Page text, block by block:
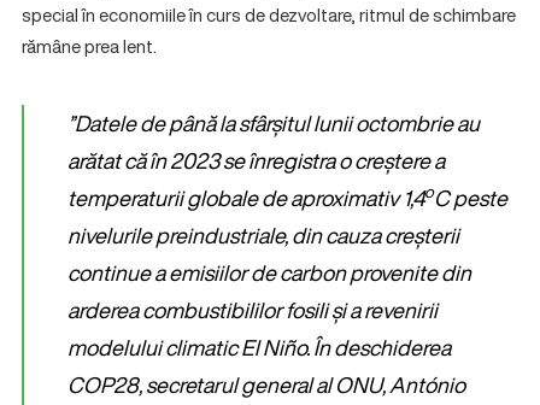
special în economiile în curs de dezvoltare, ritmul de schimbare
rămâne prea lent.
”Datele de până la sfârșitul lunii octombrie au
arătat că în 2023 se înregistra o creștere a
temperaturii globale de aproximativ 1,4oC peste
nivelurile preindustriale, din cauza creșterii
continue a emisiilor de carbon provenite din
arderea combustibililor fosili și a revenirii
modelului climatic El Niño. În deschiderea
COP28, secretarul general al ONU, António